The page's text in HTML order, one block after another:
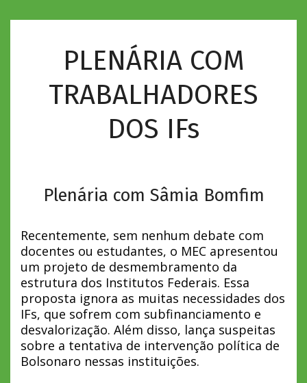
PLENÁRIA COM
TRABALHADORES
DOS IFs
Plenária com Sâmia Bomfim
Recentemente, sem nenhum debate com
docentes ou estudantes, o MEC apresentou
um projeto de desmembramento da
estrutura dos Institutos Federais. Essa
proposta ignora as muitas necessidades dos
IFs, que sofrem com subfinanciamento e
desvalorização. Além disso, lança suspeitas
sobre a tentativa de intervenção política de
Bolsonaro nessas instituições.